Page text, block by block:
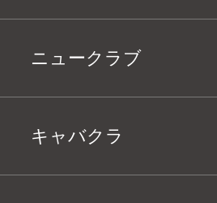
ニュークラブ
キャバクラ